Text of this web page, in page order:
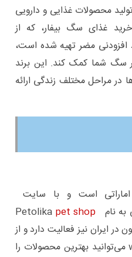
محصولات غذایی و دارویی
غذای سگ بیفار، که از
افزودنی مضر تهیه شده است،
سگ شما کمک کند. این برند
مراحل مختلف زندگی ارائه
است و با سایت
pet shop
در ایران نیز فعالیت دارد و از
طریق سایت www.petolika.ir می‌توانید بهترین محصولات را